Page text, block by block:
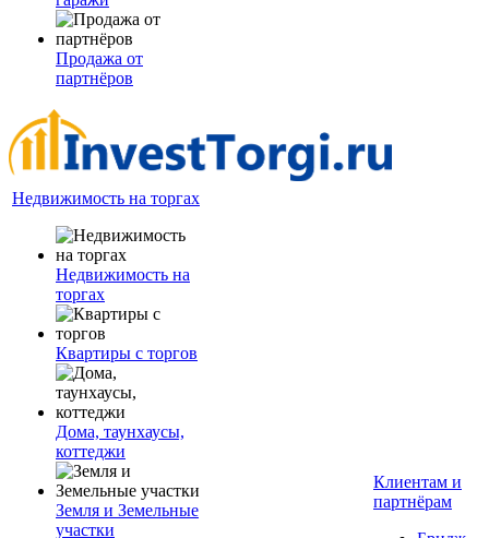
Продажа от
партнёров
Недвижимость на торгах
Недвижимость на
торгах
Квартиры с торгов
Дома, таунхаусы,
коттеджи
Земля и Земельные
участки
Клиентам и
партнёрам